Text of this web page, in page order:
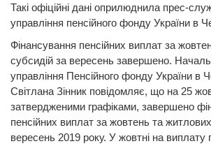
Такі офіційні дані оприлюднила прес-
управління пенсійного фонду України в
Фінансування пенсійних виплат за
субсидій за вересень завершено.
управління Пенсійного фонду України в
Світлана Зінник повідомляє, що на 25
затвердженими графіками, завершено
пенсійних виплат за жовтень та
вересень 2019 року. У жовтні на виплату